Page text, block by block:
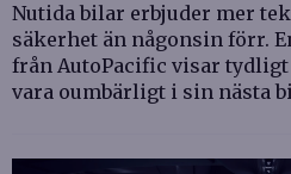
Nutida bilar erbjuder mer
säkerhet än någonsin förr.
från AutoPacific visar
vara oumbärligt i sin nästa